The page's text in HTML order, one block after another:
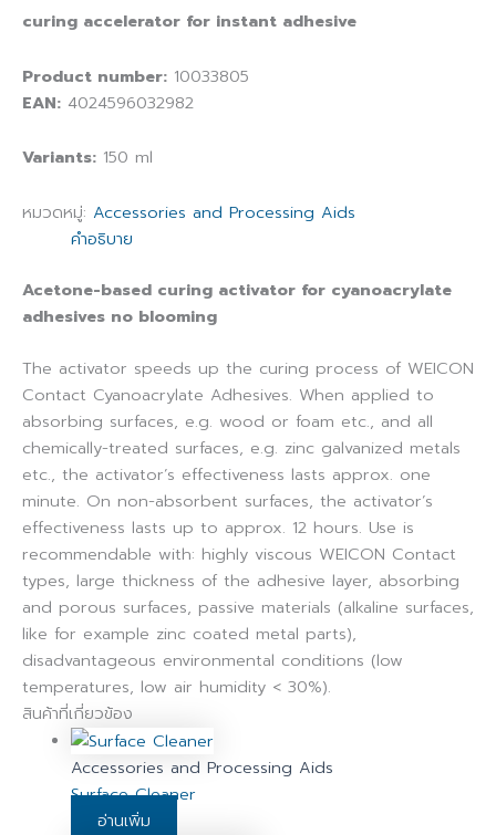
curing accelerator for instant adhesive
Product number: 10033805
EAN: 4024596032982
Variants: 150 ml
หมวดหมู่: Accessories and Processing Aids
คำอธิบาย
Acetone-based curing activator for cyanoacrylate
adhesives no blooming
The activator speeds up the curing process of WEICON
Contact Cyanoacrylate Adhesives. When applied to
absorbing surfaces, e.g. wood or foam etc., and all
chemically-treated surfaces, e.g. zinc galvanized metals
etc., the activator’s effectiveness lasts approx. one
minute. On non-absorbent surfaces, the activator’s
effectiveness lasts up to approx. 12 hours. Use is
recommendable with: highly viscous WEICON Contact
types, large thickness of the adhesive layer, absorbing
and porous surfaces, passive materials (alkaline surfaces,
like for example zinc coated metal parts),
disadvantageous environmental conditions (low
temperatures, low air humidity < 30%).
สินค้าที่เกี่ยวข้อง
Accessories and Processing Aids
Surface Cleaner
อ่านเพิ่ม